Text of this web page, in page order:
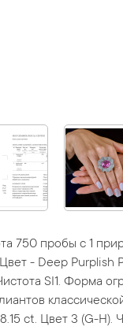
750 пробы с 1
- Deep Purplish
SI1. Форма
ct. Цвет 3 (G-H).